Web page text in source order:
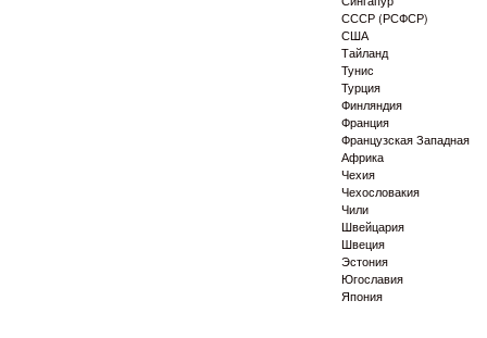
СССР (РСФСР)
США
Тайланд
Тунис
Турция
Финляндия
Франция
Французская Западная
Африка
Чехия
Чехословакия
Чили
Швейцария
Швеция
Эстония
Югославия
Япония